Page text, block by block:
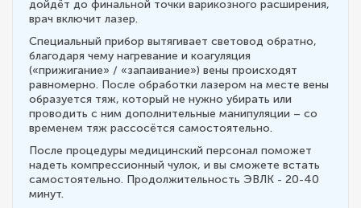
дойдёт до финальной точки варикозного расширения,
врач включит лазер.
Специальный прибор вытягивает световод обратно,
благодаря чему нагревание и коагуляция
(«прижигание» / «запаивание») вены происходят
равномерно. После обработки лазером на месте вены
образуется тяж, который не нужно убирать или
проводить с ним дополнительные манипуляции – со
временем тяж рассосётся самостоятельно.
После процедуры медицинский персонал поможет
надеть компрессионный чулок, и вы сможете встать
самостоятельно. Продолжительность ЭВЛК - 20-40
минут.